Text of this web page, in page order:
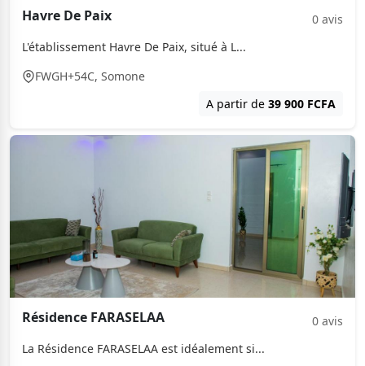
Havre De Paix
0 avis
L'établissement Havre De Paix, situé à L...
FWGH+54C, Somone
A partir de
39 900 FCFA
Résidence FARASELAA
0 avis
La Résidence FARASELAA est idéalement si...